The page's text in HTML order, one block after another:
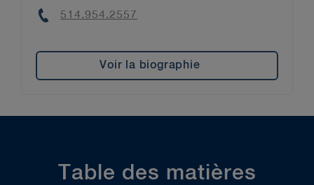
Phone
514.954.2557
Voir la biographie
Table des matières